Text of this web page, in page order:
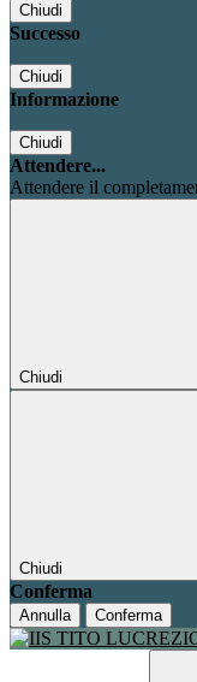
Chiudi
Successo
Chiudi
Informazione
Chiudi
Attendere...
Attendere il
Chiudi
Chiudi
Conferma
Annulla Conferma